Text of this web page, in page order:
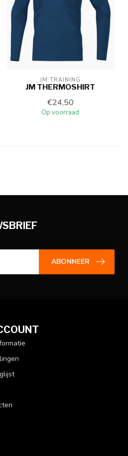
JM TRAINING
JM THERMOSHIRT
€24,50
Op voorraad
ABONNEER